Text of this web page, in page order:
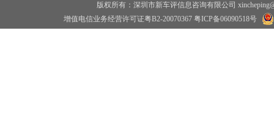
版权所有：深圳市新车评信息咨询有限公司
增值电信业务经营许可证粤B2-20070367 粤ICP备06090518号